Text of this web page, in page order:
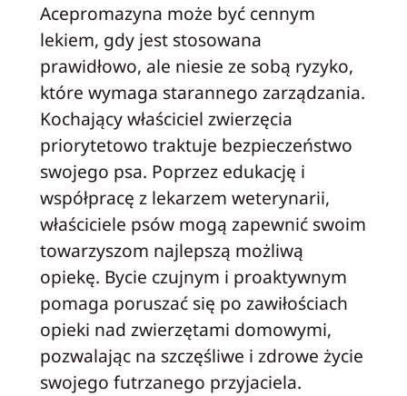
Acepromazyna może być cennym
lekiem, gdy jest stosowana
prawidłowo, ale niesie ze sobą ryzyko,
które wymaga starannego zarządzania.
Kochający właściciel zwierzęcia
priorytetowo traktuje bezpieczeństwo
swojego psa. Poprzez edukację i
współpracę z lekarzem weterynarii,
właściciele psów mogą zapewnić swoim
towarzyszom najlepszą możliwą
opiekę. Bycie czujnym i proaktywnym
pomaga poruszać się po zawiłościach
opieki nad zwierzętami domowymi,
pozwalając na szczęśliwe i zdrowe życie
swojego futrzanego przyjaciela.